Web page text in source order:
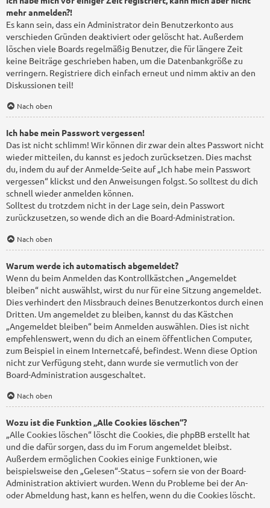
mehr anmelden?!
Es kann sein, dass ein Administrator dein Benutzerkonto aus
verschieden Gründen deaktiviert oder gelöscht hat. Außerdem
löschen viele Boards regelmäßig Benutzer, die für längere Zeit
keine Beiträge geschrieben haben, um die Datenbankgröße zu
verringern. Registriere dich einfach erneut und nimm aktiv an den
Diskussionen teil!
Nach oben
Ich habe mein Passwort vergessen!
Das ist nicht schlimm! Wir können dir zwar dein altes Passwort nicht
wieder mitteilen, du kannst es jedoch zurücksetzen. Dies machst
du, indem du auf der Anmelde-Seite auf „Ich habe mein Passwort
vergessen“ klickst und den Anweisungen folgst. So solltest du dich
schnell wieder anmelden können.
Solltest du trotzdem nicht in der Lage sein, dein Passwort
zurückzusetzen, so wende dich an die Board-Administration.
Nach oben
Warum werde ich automatisch abgemeldet?
Wenn du beim Anmelden das Kontrollkästchen „Angemeldet
bleiben“ nicht auswählst, wirst du nur für eine Sitzung angemeldet.
Dies verhindert den Missbrauch deines Benutzerkontos durch einen
Dritten. Um angemeldet zu bleiben, kannst du das Kästchen
„Angemeldet bleiben“ beim Anmelden auswählen. Dies ist nicht
empfehlenswert, wenn du dich an einem öffentlichen Computer,
zum Beispiel in einem Internetcafé, befindest. Wenn diese Option
nicht zur Verfügung steht, dann wurde sie vermutlich von der
Board-Administration ausgeschaltet.
Nach oben
Wozu ist die Funktion „Alle Cookies löschen“?
„Alle Cookies löschen“ löscht die Cookies, die phpBB erstellt hat
und die dafür sorgen, dass du im Forum angemeldet bleibst.
Außerdem ermöglichen Cookies einige Funktionen, wie
beispielsweise den „Gelesen“-Status – sofern sie von der Board-
Administration aktiviert wurden. Wenn du Probleme bei der An-
oder Abmeldung hast, kann es helfen, wenn du die Cookies löscht.